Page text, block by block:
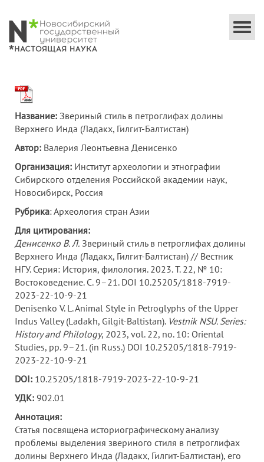
Название: Звериный стиль в петроглифах долины
Верхнего Инда (Ладакх, Гилгит-Балтистан)
Автор: Валерия Леонтьевна Денисенко
Организация: Институт археологии и этнографии
Сибирского отделения Российской академии наук,
Новосибирск, Россия
Рубрика: Археология стран Азии
Для цитирования:
Денисенко В.Л. Звериный стиль в петроглифах долины
Верхнего Инда (Ладакх, Гилгит-Балтистан) // Вестник
НГУ. Серия: История, филология. 2023. Т. 22, № 10:
Востоковедение. С. 9–21. DOI 10.25205/1818-7919-
2023-22-10-9-21
Denisenko V. L. Animal Style in Petroglyphs of the Upper
Indus Valley (Ladakh, Gilgit-Baltistan). Vestnik NSU. Series:
History and Philology, 2023, vol. 22, no. 10: Oriental
Studies, pp. 9–21. (in Russ.) DOI 10.25205/1818-7919-
2023-22-10-9-21
DOI: 10.25205/1818-7919-2023-22-10-9-21
УДК: 902.01
Аннотация:
Статья посвящена историографическому анализу
проблемы выделения звериного стиля в петроглифах
долины Верхнего Инда (Ладакх, Гилгит-Балтистан), его